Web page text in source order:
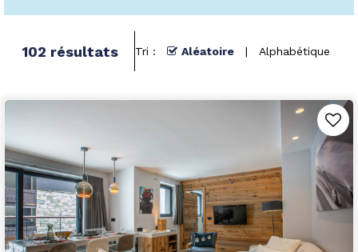
102 résultats Tri : Aléatoire Alphabétique